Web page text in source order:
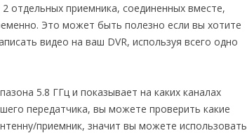
отдельных приемника, соединенных вместе,
Это может быть полезно если вы хотите
видео на ваш DVR, используя всего одно
5.8 ГГц и показывает на каких каналах
передатчика, вы можете проверить какие
приемник, значит вы можете использовать